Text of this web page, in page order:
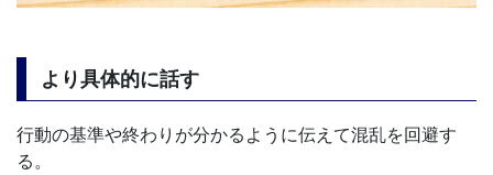
より具体的に話す
行動の基準や終わりが分かるように伝えて混乱を回避す
る。